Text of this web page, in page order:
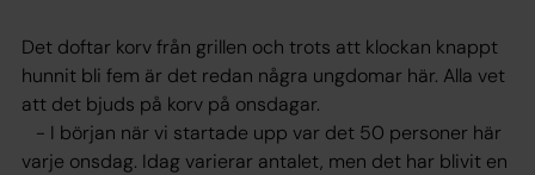
Det doftar korv från grillen och trots att klockan knappt
hunnit bli fem är det redan några ungdomar här. Alla vet
att det bjuds på korv på onsdagar.
- I början när vi startade upp var det 50 personer här
varje onsdag. Idag varierar antalet, men det har blivit en